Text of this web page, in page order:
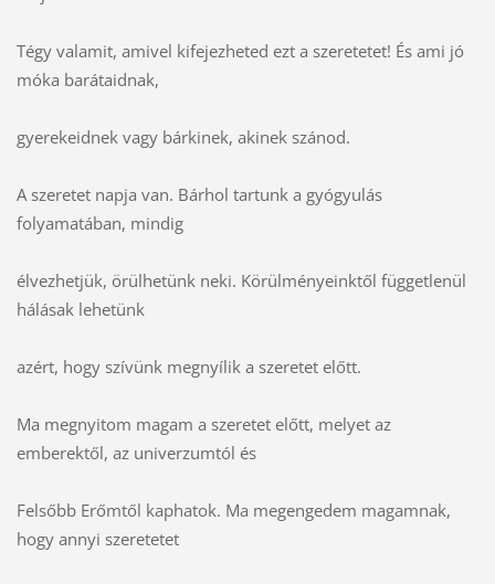
Tégy valamit, amivel kifejezheted ezt a szeretetet! És ami jó
móka barátaidnak,
gyerekeidnek vagy bárkinek, akinek szánod.
A szeretet napja van. Bárhol tartunk a gyógyulás
folyamatában, mindig
élvezhetjük, örülhetünk neki. Körülményeinktől függetlenül
hálásak lehetünk
azért, hogy szívünk megnyílik a szeretet előtt.
Ma megnyitom magam a szeretet előtt, melyet az
emberektől, az univerzumtól és
Felsőbb Erőmtől kaphatok. Ma megengedem magamnak,
hogy annyi szeretetet